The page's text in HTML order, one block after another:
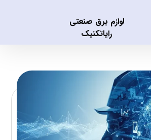
لوازم برق صنعتی
رایاتکنیک